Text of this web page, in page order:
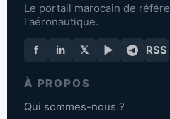
Le portail marocain de
l'aéronautique.
f in 𝕏 ▶ RSS
À PROPOS
Qui sommes-nous ?